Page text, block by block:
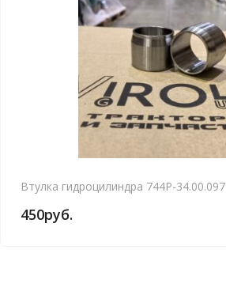
Втулка гидроцилиндра 744Р-34.00.097
450руб.